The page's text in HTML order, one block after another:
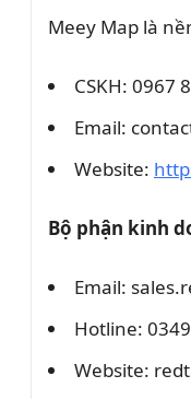
Meey Map là
CSKH: 0967
Email:
Website:
Bộ phận kinh
Email:
Hotline:
Website: